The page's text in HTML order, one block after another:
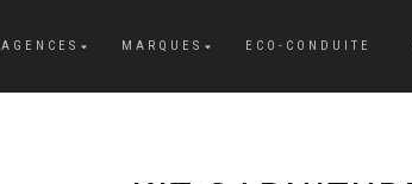
AGENCES MARQUES ECO-CONDUITE